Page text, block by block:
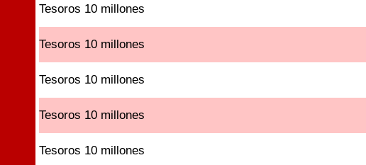
Tesoros 10 millones
Tesoros 10 millones
Tesoros 10 millones
Tesoros 10 millones
Tesoros 10 millones